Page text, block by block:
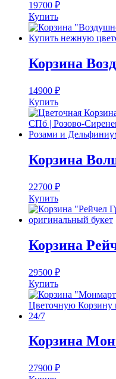
19700 ₽
Купить
Корзина
14900 ₽
Купить
Корзина
22700 ₽
Купить
Корзина
29500 ₽
Купить
Корзина
27900 ₽